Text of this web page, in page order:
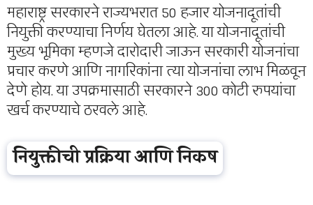
महाराष्ट्र सरकारने राज्यभरात 50 हजार योजनादूतांची
नियुक्ती करण्याचा निर्णय घेतला आहे. या योजनादूतांची
मुख्य भूमिका म्हणजे दारोदारी जाऊन सरकारी योजनांचा
प्रचार करणे आणि नागरिकांना त्या योजनांचा लाभ मिळवून
देणे होय. या उपक्रमासाठी सरकारने 300 कोटी रुपयांचा
खर्च करण्याचे ठरवले आहे.
नियुक्तीची प्रक्रिया आणि निकष